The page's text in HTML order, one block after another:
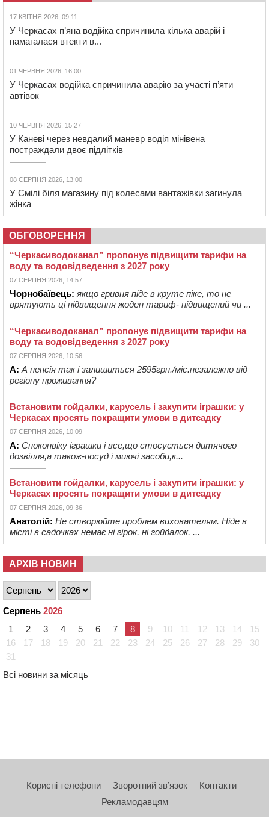
17 КВІТНЯ 2026, 09:11
У Черкасах п’яна водійка спричинила кілька аварій і
намагалася втекти в...
01 ЧЕРВНЯ 2026, 16:00
У Черкасах водійка спричинила аварію за участі п’яти
автівок
10 ЧЕРВНЯ 2026, 15:27
У Каневі через невдалий маневр водія мінівена
постраждали двоє підлітків
08 СЕРПНЯ 2026, 13:00
У Смілі біля магазину під колесами вантажівки загинула
жінка
ОБГОВОРЕННЯ
“Черкасиводоканал” пропонує підвищити тарифи на
воду та водовідведення з 2027 року
07 СЕРПНЯ 2026, 14:57
Чорнобаївець: якщо гривня піде в круте піке, то не
врятують ці підвищення жоден тариф- підвищений чи ...
“Черкасиводоканал” пропонує підвищити тарифи на
воду та водовідведення з 2027 року
07 СЕРПНЯ 2026, 10:56
А: А пенсія так і залишиться 2595грн./міс.незалежно від
регіону проживання?
Встановити гойдалки, карусель і закупити іграшки: у
Черкасах просять покращити умови в дитсадку
07 СЕРПНЯ 2026, 10:09
А: Споконвіку іграшки і все,що стосується дитячого
дозвілля,а також-посуд і миючі засоби,к...
Встановити гойдалки, карусель і закупити іграшки: у
Черкасах просять покращити умови в дитсадку
07 СЕРПНЯ 2026, 09:36
Анатолій: Не створюйте проблем вихователям. Ніде в
місті в садочках немає ні гірок, ні гойдалок, ...
АРХІВ НОВИН
Серпень 2026
1
2 3 4 5 6 7 8 9 10 11 12 13 14
15
16
17 18 19 20 21 22 23 24 25 26 27 28 29
30
31
Всі новини за місяць
Корисні телефони Зворотний зв’язок
Контакти
Рекламодавцям